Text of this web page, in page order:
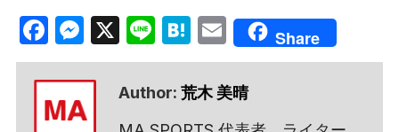
Facebook
Messenger
X LineHatena
EmailShare
Author: 荒木 美晴